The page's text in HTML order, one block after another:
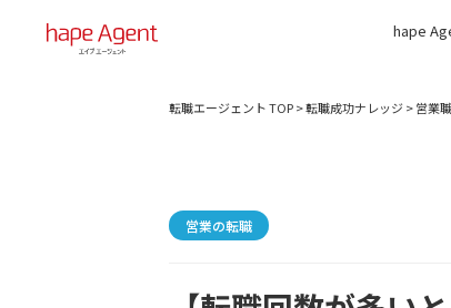
hape
転職エージェント TOP>転職成功ナレッジ>営業職
営業の転職